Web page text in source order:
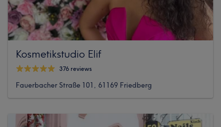
Kosmetikstudio Elif
376 reviews
Fauerbacher Straße 101, 61169 Friedberg